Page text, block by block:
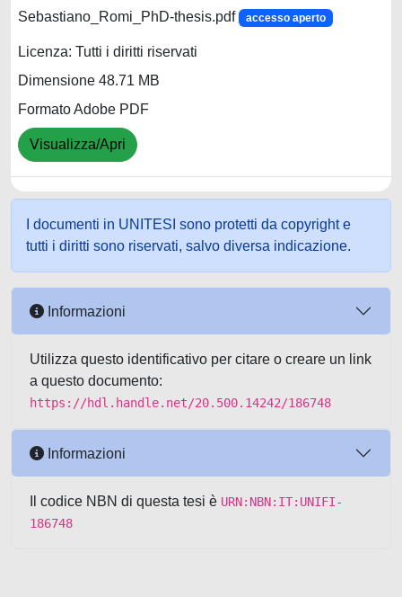
Sebastiano_Romi_PhD-thesis.pdf accesso aperto
Licenza: Tutti i diritti riservati
Dimensione 48.71 MB
Formato Adobe PDF
Visualizza/Apri
I documenti in UNITESI sono protetti da copyright e
tutti i diritti sono riservati, salvo diversa indicazione.
Informazioni
Utilizza questo identificativo per citare o creare un link
a questo documento:
https://hdl.handle.net/20.500.14242/186748
Informazioni
Il codice NBN di questa tesi è URN:NBN:IT:UNIFI-
186748